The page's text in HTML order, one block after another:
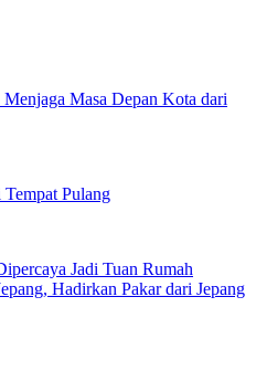
Masa Depan Kota dari
Pulang
Jadi Tuan Rumah
Hadirkan Pakar dari Jepang